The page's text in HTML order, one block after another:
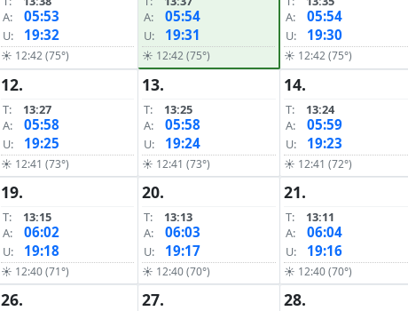
A:
05:53
U: 19:32
☀ 12:42 (75°)
A:
05:54
U: 19:31
☀ 12:42 (75°)
A:
05:54
U: 19:30
☀ 12:42 (75°)
12.
T:
13:27
A:
05:58
U: 19:25
☀ 12:41 (73°)
13.
T:
13:25
A:
05:58
U: 19:24
☀ 12:41 (73°)
14.
T:
13:24
A:
05:59
U: 19:23
☀ 12:41 (72°)
19.
T:
13:15
A:
06:02
U: 19:18
☀ 12:40 (71°)
20.
T:
13:13
A:
06:03
U: 19:17
☀ 12:40 (70°)
21.
T:
13:11
A:
06:04
U: 19:16
☀ 12:40 (70°)
26. 27. 28.